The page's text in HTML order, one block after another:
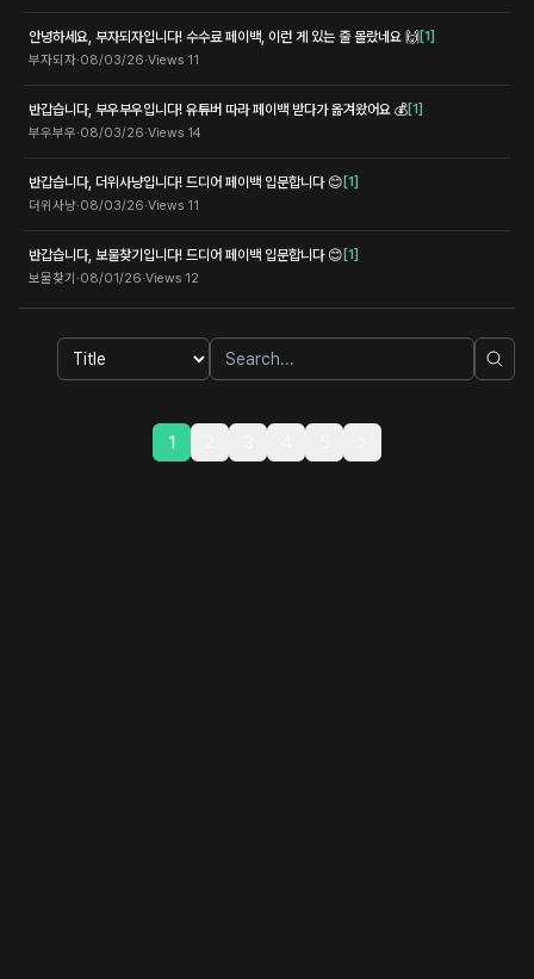
안녕하세요, 부자되자입니다! 수수료 페이백, 이런 게 있는 줄 몰랐네요 🙌 [1]
부자되자·08/03/26·Views 11
반갑습니다, 부우부우입니다! 유튜버 따라 페이백 받다가 옮겨왔어요 💰[1]
부우부우·08/03/26·Views 14
반갑습니다, 더위사냥입니다! 드디어 페이백 입문합니다 😊 [1]
더위사냥·08/03/26·Views 11
반갑습니다, 보물찾기입니다! 드디어 페이백 입문합니다 😊 [1]
보물찾기 ·08/01/26·Views 12
1